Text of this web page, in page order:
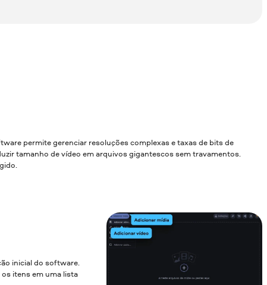
permite gerenciar resoluções complexas e taxas de bits de
tamanho de vídeo em arquivos gigantescos sem travamentos.
inicial do software.
itens em uma lista